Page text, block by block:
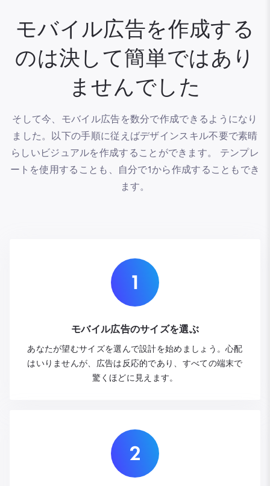
モバイル広告を作成する
のは決して簡単ではあり
ませんでした
そして今、モバイル広告を数分で作成できるようになり
ました。以下の手順に従えばデザインスキル不要で素晴
らしいビジュアルを作成することができます。 テンプレ
ートを使用することも、自分で1から作成することもでき
ます。
モバイル広告のサイズを選ぶ
あなたが望むサイズを選んで設計を始めましょう。心配
はいりませんが、広告は反応的であり、すべての端末で
驚くほどに見えます。